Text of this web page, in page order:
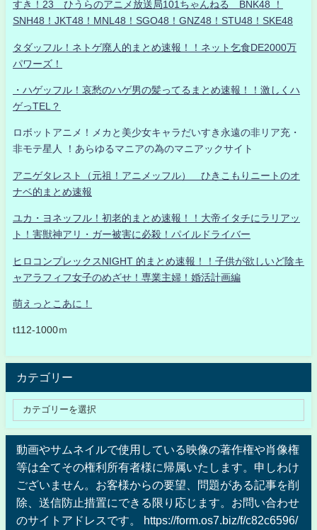
すき！23 ひうらのアニメ放送局101ちゃんねる BNK48 ！
SNH48！JKT48！MNL48！SGO48！GNZ48！STU48！SKE48
タダッフル！ネトゲ廃人的まとめ速報！！ネット乞食DE2000万
パワーズ！
・ハゲッフル！哀愁のハゲ男の髪ってるまとめ速報！！激しくハ
ゲっTEL？
ロボットアニメ！メカと美少女キャラだいすき永遠の非リア充・
非モテ星人 ！あらゆるマニアの為のマニアックサイト
アニゲタレスト（元祖！アニメッフル） ひきこもりニートのオ
ナベ的まとめ速報
ユカ・ヨネッフル！初老的まとめ速報！！大帝イタチにラリアッ
ト！害獣神アリ・ガー被害に必殺！パイルドライバー
ヒロコンプレックスNIGHT 的まとめ速報！！子供が欲しいど陰キ
ャアラフィフ女子のめざせ！専業主婦！婚活計画編
萌えっとこあに！
t112-1000ｍ
カテゴリー
動画やサムネイルで使用している映像の著作権や肖像権
等は全てその権利所有者様に帰属いたします。申しわけ
ございません。お客様からの要望、問題がある記事を削
除、送信防止措置にできる限り応じます。お問い合わせ
のサイトアドレスです。 https://form.os7.biz/f/c82c6596/